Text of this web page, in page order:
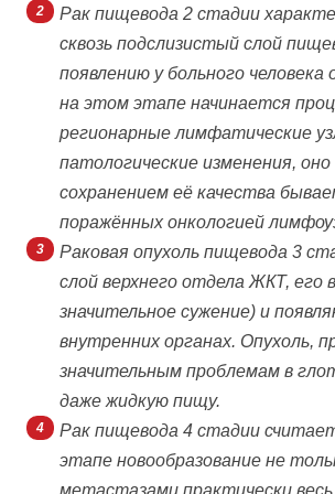
Рак пищевода 2 стадии
сквозь подслизистый слой
появлению у больного
на этом этапе начинается
регионарные лимфатические
патологические изменения,
сохранением её качества
поражённых онкологией
Раковая опухоль пищевода 3
слой верхнего отдела ЖКТ,
значительное сужение) и
внутренних органах. Опухоль,
значительным проблемам в
даже жидкую пищу.
Рак пищевода 4 стадии
этапе новообразование не